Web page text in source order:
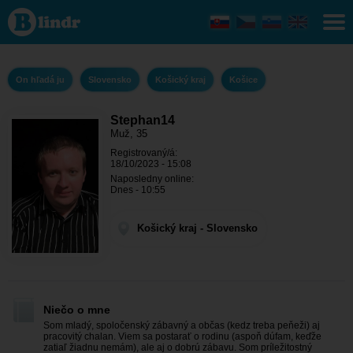
Stephan14
- On hľadá
ju Košický
kraj -
On hľadá ju Slovensko Košický kraj Košice
Stephan14
Muž, 35
Registrovaný/á:
18/10/2023 - 15:08
Naposledny online:
Dnes - 10:55
Košický kraj - Slovensko
Niečo o mne
Som mladý, spoločenský zábavný a občas (kedz treba peňeži) aj
pracovitý chalan. Viem sa postarať o rodinu (aspoň dúfam, keďže
zatiaľ žiadnu nemám), ale aj o dobrú zábavu. Som príležitostný